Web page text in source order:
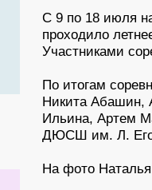
С 9 по 18 июля
проходило
Участниками
По итогам
Никита Абашин,
Ильина, Артем
ДЮСШ им. Л.
На фото